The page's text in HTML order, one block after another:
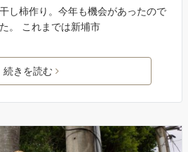
し柿作り。今年も機会があったので
。 これまでは新埔市
続きを読む